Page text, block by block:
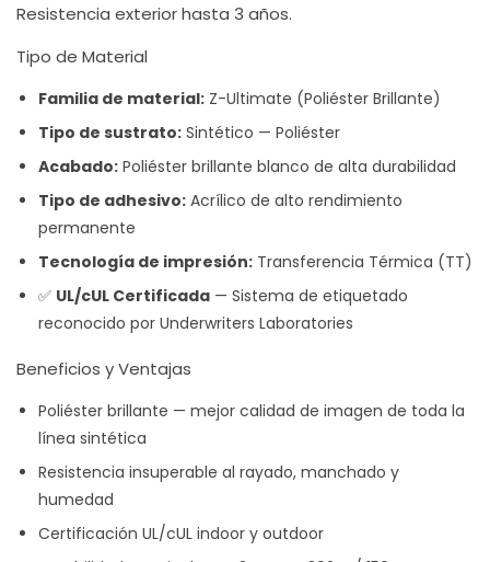
Resistencia exterior hasta 3 años.
Tipo de Material
Familia de material: Z-Ultimate (Poliéster Brillante)
Tipo de sustrato: Sintético — Poliéster
Acabado: Poliéster brillante blanco de alta durabilidad
Tipo de adhesivo: Acrílico de alto rendimiento
permanente
Tecnología de impresión: Transferencia Térmica (TT)
✅ UL/cUL Certificada — Sistema de etiquetado
reconocido por Underwriters Laboratories
Beneficios y Ventajas
Poliéster brillante — mejor calidad de imagen de toda la
línea sintética
Resistencia insuperable al rayado, manchado y
humedad
Certificación UL/cUL indoor y outdoor